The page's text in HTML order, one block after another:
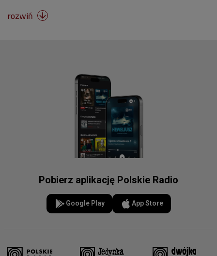
rozwiń 
Pobierz aplikację Polskie Radio
Google Play App Store